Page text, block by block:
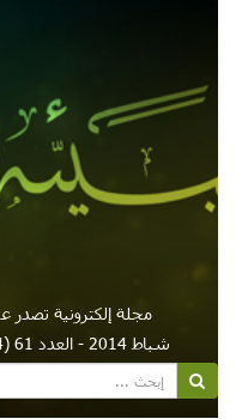
مجلة إلكترونية تصدر
شباط 2014 - العدد 61 (2014-02-01)